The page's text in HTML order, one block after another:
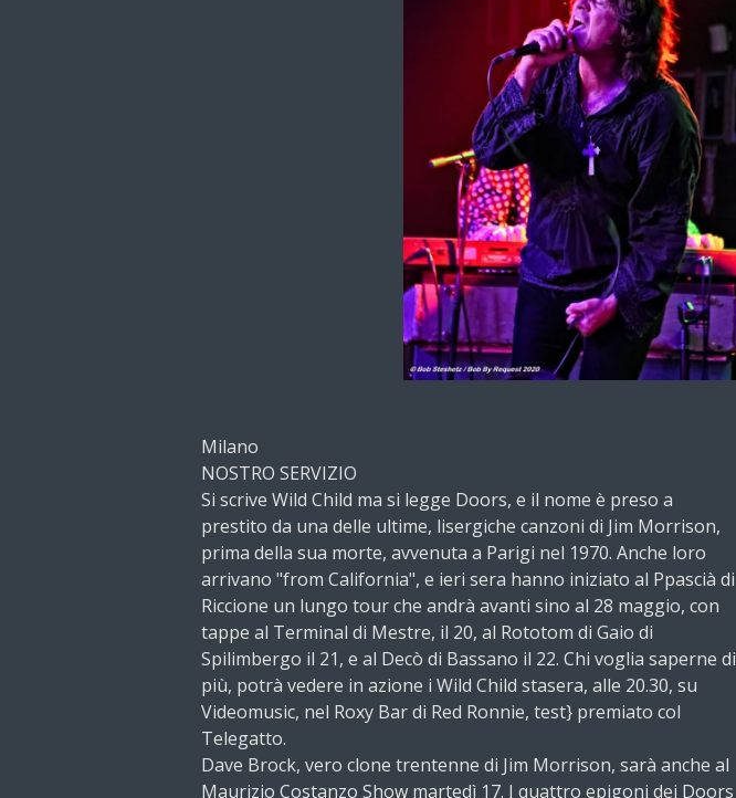
Milano
NOSTRO SERVIZIO
Si scrive Wild Child ma si legge Doors, e il nome è preso a
prestito da una delle ultime, lisergiche canzoni di Jim Morrison,
prima della sua morte, avvenuta a Parigi nel 1970. Anche loro
arrivano "from California", e ieri sera hanno iniziato al Ppascià di
Riccione un lungo tour che andrà avanti sino al 28 maggio, con
tappe al Terminal di Mestre, il 20, al Rototom di Gaio di
Spilimbergo il 21, e al Decò di Bassano il 22. Chi voglia saperne di
più, potrà vedere in azione i Wild Child stasera, alle 20.30, su
Videomusic, nel Roxy Bar di Red Ronnie, test} premiato col
Telegatto.
Dave Brock, vero clone trentenne di Jim Morrison, sarà anche al
Maurizio Costanzo Show martedì 17. I quattro epigoni dei Doors